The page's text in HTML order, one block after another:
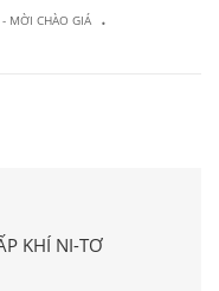
MỜI CHÀO GIÁ .
KHÍ NI-TƠ